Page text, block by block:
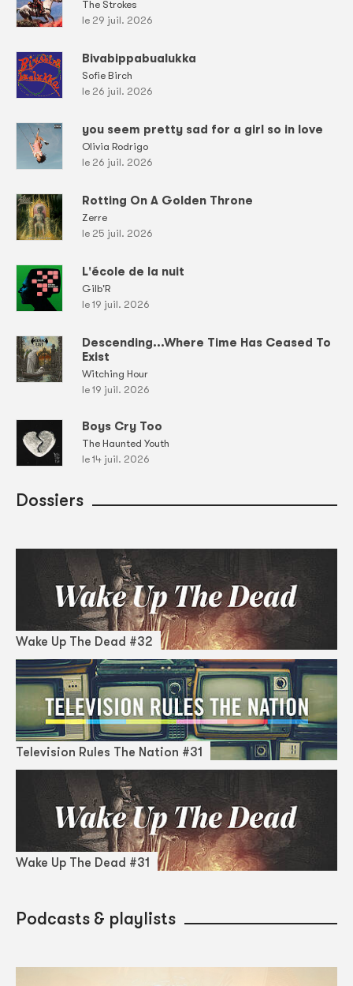
The Strokes
le 29 juil. 2026
Bivabippabualukka
Sofie Birch
le 26 juil. 2026
you seem pretty sad for a girl so in love
Olivia Rodrigo
le 26 juil. 2026
Rotting On A Golden Throne
Zerre
le 25 juil. 2026
L'école de la nuit
Gilb'R
le 19 juil. 2026
Descending...Where Time Has Ceased To
Exist
Witching Hour
le 19 juil. 2026
Boys Cry Too
The Haunted Youth
le 14 juil. 2026
Dossiers
Wake Up The Dead #32
Television Rules The Nation #31
Wake Up The Dead #31
Podcasts & playlists